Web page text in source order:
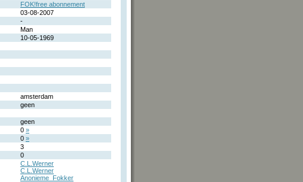
FOK!free abonnement
03-08-2007
-
Man
10-05-1969
amsterdam
geen
geen
0 »
0 »
3
0
C.L.Werner
C.L.Werner
Anonieme_Fokker